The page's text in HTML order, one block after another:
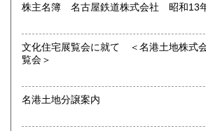
株主名簿 名古屋鉄道株式会社 昭和13
文化住宅展覧会に就て ＜名港土地株式
覧会＞
名港土地分譲案内